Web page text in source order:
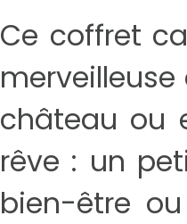
Ce coffret
château ou
rêve : un
bien-être